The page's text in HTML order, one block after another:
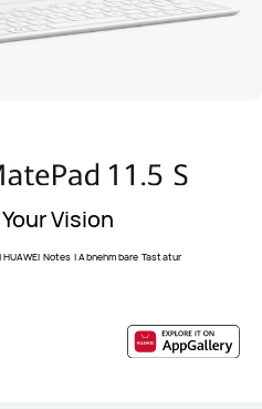
Vision
| HUAWEI Notes | Abnehmbare Tastatur